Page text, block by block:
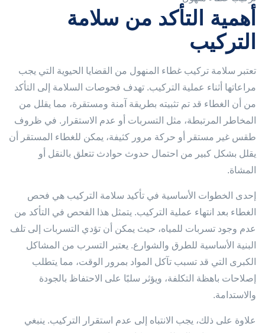
أهمية التأكد من سلامة
التركيب
تعتبر سلامة تركيب غطاء المنهول من القضايا الحيوية التي يجب
مراعاتها أثناء عملية التركيب. تهدف فحوصات السلامة إلى التأكد
من أن الغطاء قد تم تثبيته بطريقة آمنة ومستقرة، مما يقلل من
المخاطر المرتبطة، مثل التسربات أو عدم الاستقرار. في ظروف
طقس غير مستقر أو حركة مرور كثيفة، يمكن للغطاء المستقر أن
يقلل بشكل كبير من احتمال حدوث حوادث تتعلق بالنقل أو
المشاة.
إحدى الخطوات الأساسية في تأكيد سلامة التركيب هي فحص
الغطاء بعد انتهاء عملية التركيب. يتمثل هذا الفحص في التأكد من
عدم وجود تسربات للمياه، حيث يمكن أن تؤدي التسربات إلى تلف
البنية الأساسية للطرق والشوارع. يعتبر التسرب من المشاكل
الكبرى التي قد تسبب تآكل المواد بمرور الوقت، مما يتطلب
إصلاحات باهظة التكلفة، ويؤثر سلبًا على الاحتفاظ بالجودة
والاستدامة.
علاوة على ذلك، يجب الانتباه إلى عدم استقرار التركيب. ينبغي